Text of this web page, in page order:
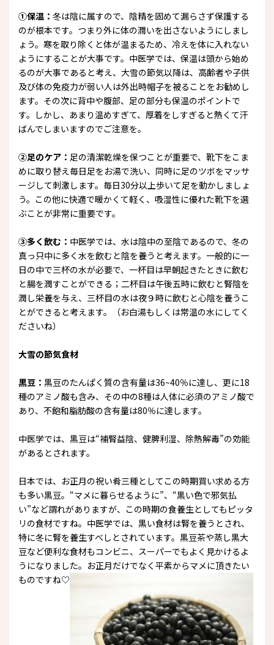
①保温： 冬は陰に属すので、陰精を固めて漏らさず保護する
のが根本です。つまり外に体の潤いを出さないようにしまし
ょう。寒を取り除くと体が温まるため、冷えを体に入れない
ようにすることが大事です。中医学では、保温は頭から始め
るのが大事であると考え、大雪の節気以降は、高齢者や子供
及び体の免疫力が弱い人は外出時帽子を被ることをお勧めし
ます。その次に背中や腹部、足の部分も保温のポイントで
す。しかし、あまり温めすぎて、厚着をしすぎると熱くて汗
ばんでしまいますのでご注意を。
②足のケア： 足の清潔乾燥を保つことが重要で、靴下をこま
めに取り替え毎日足をお湯で洗い、同時に足のツボをマッサ
ージして刺激します。毎日30分以上歩いて足を動かしましょ
う。この他に快適で暖かくて軽く、吸湿性に優れた靴下を選
ぶことが非常に重要です。
③多く飲む： 中医学では、水は陰中の至陰であるので、冬の
真っ只中に多く水を飲むと陰を養うと考えます。一般的に一
日の中で三杯の水が必要で、一杯目は早朝起きたときに飲む
と腸を潤すことができる；二杯目は午後五時に飲むと腎陰を
潤し栄養を与え、三杯目の水は夜９時に飲むと心陰を養うこ
とができると考えます。（お白湯もしくは常温の水にしてく
ださいね）
大雪の節気食材
黒豆： 黒豆のたんぱく質の含有量は36~40％に達し、更に18
種のアミノ酸も含み、その中の8種は人体に必須のアミノ酸で
あり、不飽和脂肪酸の含有量は80％に達します。
中医学では、黒豆は“補腎益陰、健脾利湿、除熱解毒”の効能
があるとされます。
日本では、お正月の祝い肴三種としてこの時期買い求める方
も多い黒豆。“マメに暮らせるように”、“黒い色で邪気払
い”など謂れがありますが、この時期の食養生としてもピッタ
リの食材ですね。中医学では、黒い食材は腎を養うとされ、
特に冬に腎を養生すべしとされています。黒豆茶や蒸し黒大
豆など便利な食材もコンビニ、スーパーでもよく見かけるよ
うになりました。お正月だけでなく平素からマメに頂きたい
ものですね♡